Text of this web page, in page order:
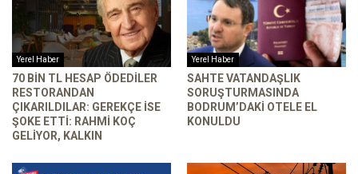
Yerel Haber
70 BIN TL HESAP ÖDEDILER
RESTORANDAN
ÇIKARILDILAR: GEREKÇE ISE
ŞOKE ETTI: RAHMI KOÇ
GELIYOR, KALKIN
Yerel Haber
SAHTE VATANDAŞLIK
SORUŞTURMASINDA
BODRUM’DAKI OTELE EL
KONULDU